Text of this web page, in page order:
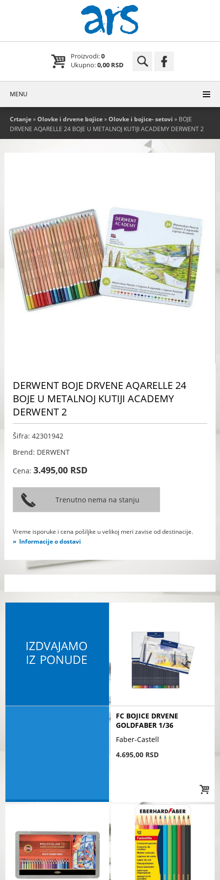
Proizvodi:0
Ukupno:0,00 RSD
MENU
Crtanje»Olovke i drvene bojice»Olovke i bojice- setovi » BOJE
DRVENE AQARELLE 24 BOJE U METALNOJ KUTIJI ACADEMY DERWENT 2
DERWENT BOJE DRVENE AQARELLE 24
BOJE U METALNOJ KUTIJI ACADEMY
DERWENT 2
Šifra: 42301942
Brend: DERWENT
Cena:3.495,00 RSD
Vreme isporuke i cena pošiljke u velikoj meri zavise od destinacije.
Informacije o dostavi
FC BOJICE DRVENE
GOLDFABER 1/36
Faber-Castell
4.695,00 RSD